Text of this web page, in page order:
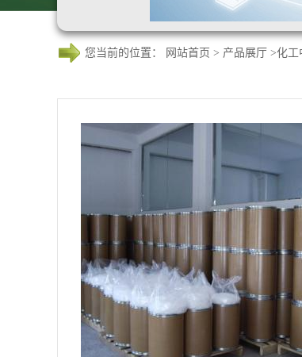
您当前的位置： 网站首页 > 产品展厅 >化工